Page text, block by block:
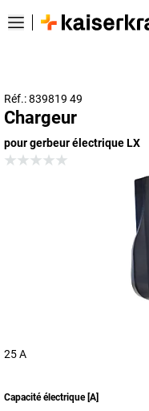
Réf.: 839819 49
Chargeur
pour gerbeur électrique LX
25 A
Capacité électrique[A]